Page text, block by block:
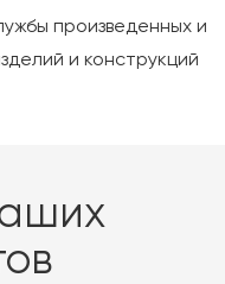
произведенных и
и конструкций